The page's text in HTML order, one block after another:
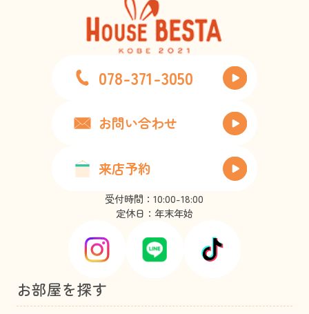
078-371-3050
お問い合わせ
来店予約
受付時間：10:00-18:00
定休日：年末年始
お部屋を探す